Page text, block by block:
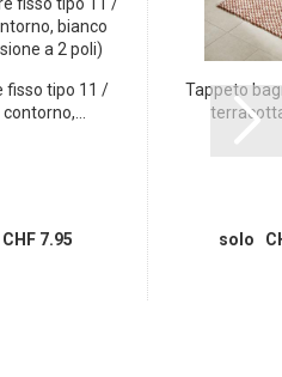
fisso tipo 11 /
7.95
Tappeto
solo